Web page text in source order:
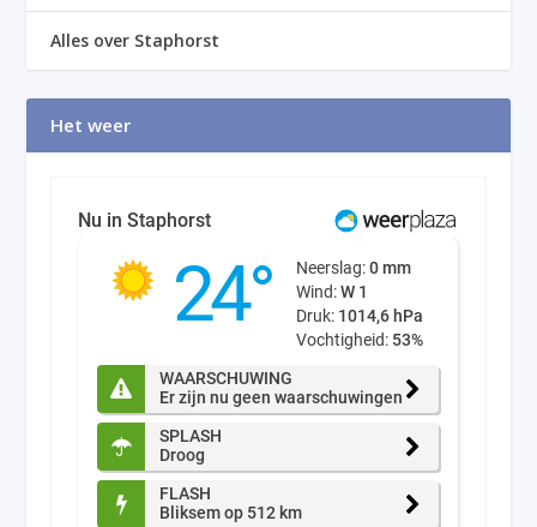
Alles over Staphorst
Het weer